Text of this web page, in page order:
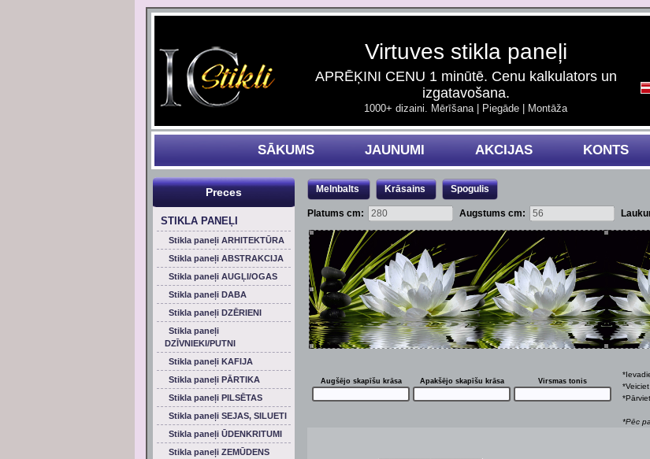
Virtuves stikla paneļi
APRĒĶINI CENU 1 minūtē. Cenu kalkulators un
izgatavošana.
1000+ dizaini. Mērīšana | Piegāde | Montāža
SĀKUMS JAUNUMI AKCIJAS KONTS
Melnbalts Krāsains Spogulis
Platums cm: Augstums cm:
Augšējo skapīšu krāsa Apakšējo skapīšu krāsa Virsmas tonis
*Pēc
Preces
STIKLA PANEĻI
Stikla paneļi ARHITEKTŪRA
Stikla paneļi ABSTRAKCIJA
Stikla paneļi AUGĻI/OGAS
Stikla paneļi DABA
Stikla paneļi DZĒRIENI
Stikla paneļi
DZĪVNIEKI/PUTNI
Stikla paneļi KAFIJA
Stikla paneļi PĀRTIKA
Stikla paneļi PILSĒTAS
Stikla paneļi SEJAS, SILUETI
Stikla paneļi ŪDENKRITUMI
Stikla paneļi ZEMŪDENS